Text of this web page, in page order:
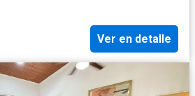
Ver en detalle